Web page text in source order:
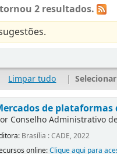
2 resultados.
Limpar tudo |
de
Conselho Administrativo
Brasília : CADE, 2022
online:Clique aqui para